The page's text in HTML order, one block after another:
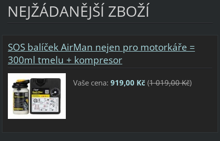
NEJŽÁDANĚJŠÍ ZBOŽÍ
SOS balíček AirMan nejen pro motorkáře =
300ml tmelu + kompresor
Vaše cena: 919,00 Kč(1 019,00 Kč)